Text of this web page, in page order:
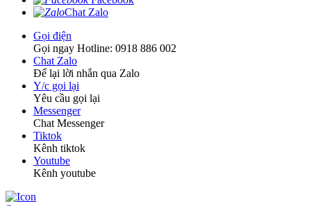
Chat Zalo
Gọi điện
Gọi ngay Hotline: 0918 886 002
Chat Zalo
Để lại lời nhắn qua Zalo
Y/c gọi lại
Yêu cầu gọi lại
Messenger
Chat Messenger
Tiktok
Kênh tiktok
Youtube
Kênh youtube